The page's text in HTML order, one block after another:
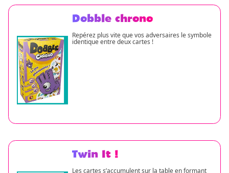
Dobble chrono
Repérez plus vite que vos adversaires le symbole
identique entre deux cartes !
Twin It !
Les cartes s’accumulent sur la table en formant